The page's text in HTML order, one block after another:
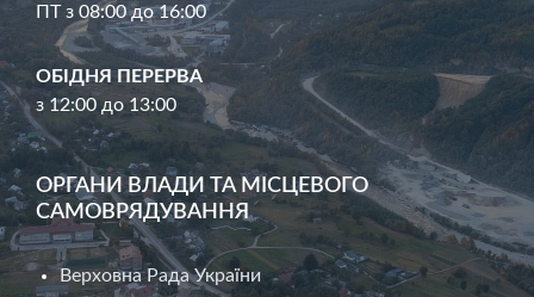
ПТ з 08:00 до 16:00
ОБІДНЯ ПЕРЕРВА
з 12:00 до 13:00
ОРГАНИ ВЛАДИ ТА МІСЦЕВОГО
САМОВРЯДУВАННЯ
Верховна Рада України